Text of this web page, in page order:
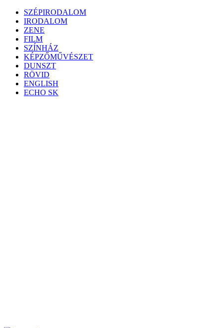
Skip
content
SZÉPIRODALOM
IRODALOM
ZENE
FILM
SZÍNHÁZ
KÉPZŐMŰVÉSZET
DUNSZT
RÖVID
ENGLISH
ECHO SK